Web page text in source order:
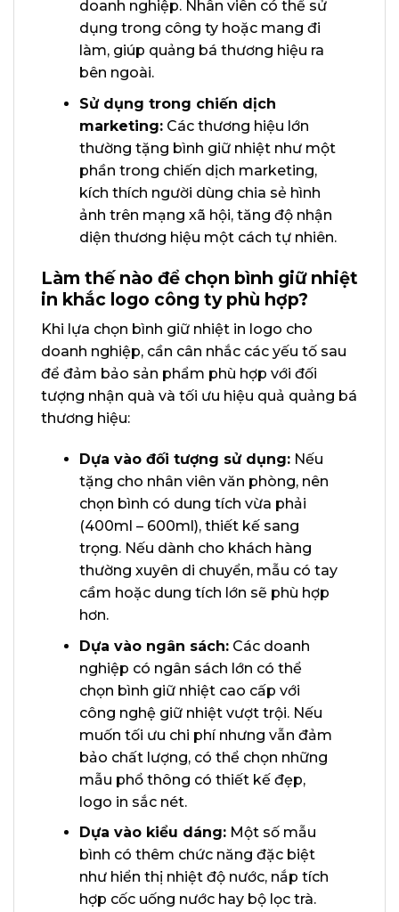
doanh nghiệp. Nhân viên có thể sử
dụng trong công ty hoặc mang đi
làm, giúp quảng bá thương hiệu ra
bên ngoài.
Sử dụng trong chiến dịch
marketing:Các thương hiệu lớn
thường tặng bình giữ nhiệt như một
phần trong chiến dịch marketing,
kích thích người dùng chia sẻ hình
ảnh trên mạng xã hội, tăng độ nhận
diện thương hiệu một cách tự nhiên.
Làm thế nào để chọn bình giữ nhiệt
in khắc logo công ty phù hợp?
Khi lựa chọn bình giữ nhiệt in logo cho
doanh nghiệp, cần cân nhắc các yếu tố sau
để đảm bảo sản phẩm phù hợp với đối
tượng nhận quà và tối ưu hiệu quả quảng bá
thương hiệu:
Dựa vào đối tượng sử dụng:Nếu
tặng cho nhân viên văn phòng, nên
chọn bình có dung tích vừa phải
(400ml – 600ml), thiết kế sang
trọng. Nếu dành cho khách hàng
thường xuyên di chuyển, mẫu có tay
cầm hoặc dung tích lớn sẽ phù hợp
hơn.
Dựa vào ngân sách:Các doanh
nghiệp có ngân sách lớn có thể
chọn bình giữ nhiệt cao cấp với
công nghệ giữ nhiệt vượt trội. Nếu
muốn tối ưu chi phí nhưng vẫn đảm
bảo chất lượng, có thể chọn những
mẫu phổ thông có thiết kế đẹp,
logo in sắc nét.
Dựa vào kiểu dáng:Một số mẫu
bình có thêm chức năng đặc biệt
như hiển thị nhiệt độ nước, nắp tích
hợp cốc uống nước hay bộ lọc trà.